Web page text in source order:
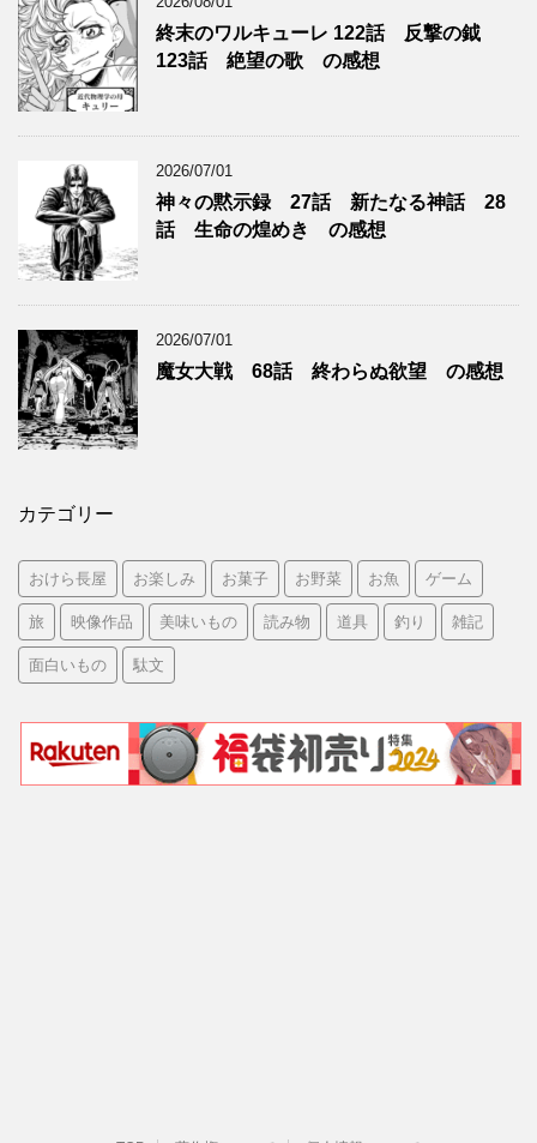
終末のワルキューレ 122話 反撃の鉞
123話 絶望の歌 の感想
2026/07/01
神々の黙示録 27話 新たなる神話 28
話 生命の煌めき の感想
2026/07/01
魔女大戦 68話 終わらぬ欲望 の感想
カテゴリー
おけら長屋 お楽しみ お菓子 お野菜 お魚 ゲーム
旅 映像作品 美味いもの 読み物 道具 釣り 雑記
面白いもの 駄文